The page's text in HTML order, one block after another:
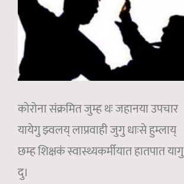
कोरोना संक्रमित जुम्ह थः जहानया उपचार
यायेगु झ्वलय् लाप्रवाही जुगु धाःसे हुम्लाय्
छम्ह शिक्षकं स्वास्थ्यकर्मीयात हातपात यागु
दु।